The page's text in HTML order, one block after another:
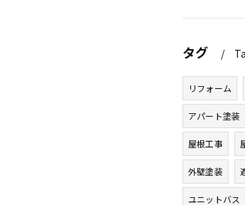
タグ
リフォーム
アパート塗装
屋根工事
外壁塗装
ユニットバス